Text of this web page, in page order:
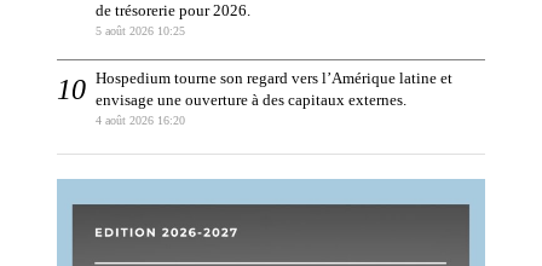
de trésorerie pour 2026.
5 août 2026 10:25
Hospedium tourne son regard vers l’Amérique latine et
envisage une ouverture à des capitaux externes.
4 août 2026 16:20